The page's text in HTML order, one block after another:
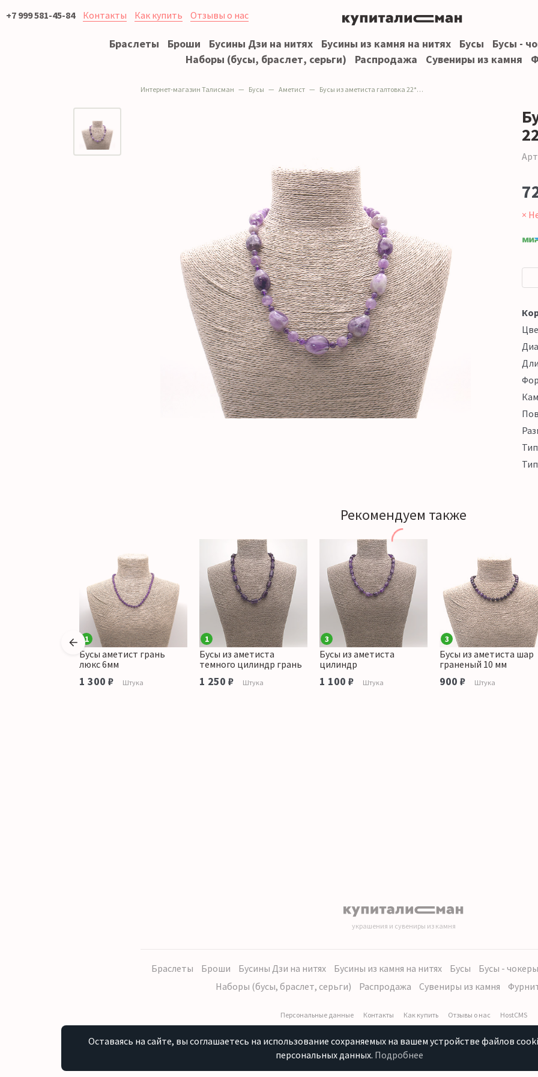
+7 999 581-45-84 Контакты Как купить Отзывы о нас
Браслеты Броши Бусины Дзи на нитях Бусины из камня на нитях Бусы Бусы -
Наборы (бусы, браслет, серьги)
Распродажа Сувениры из камня
Интернет-магазин Талисман Бусы Аметист Бусы из аметиста галтовка 22*16 мм
×
Рекомендуем также
1
Бусы аметист грань
люкс 6мм
1 300 ₽ Штука
1
Бусы из аметиста
темного цилиндр грань
1 250 ₽ Штука
3
Бусы из аметиста
цилиндр
1 100 ₽ Штука
3
Бусы из аметиста шар
граненый 10 мм
900 ₽ Штука
украшения и сувениры из камня
Браслеты Броши Бусины Дзи на нитях Бусины из камня на нитях Бусы Бусы - чокеры
Наборы (бусы, браслет, серьги)
Распродажа Сувениры из камня
Персональные данные Контакты Как купить Отзывы о нас HostCMS
Оставаясь на сайте, вы соглашаетесь на использование сохраняемых на вашем устройстве файлов
персональных данных. Подробнее